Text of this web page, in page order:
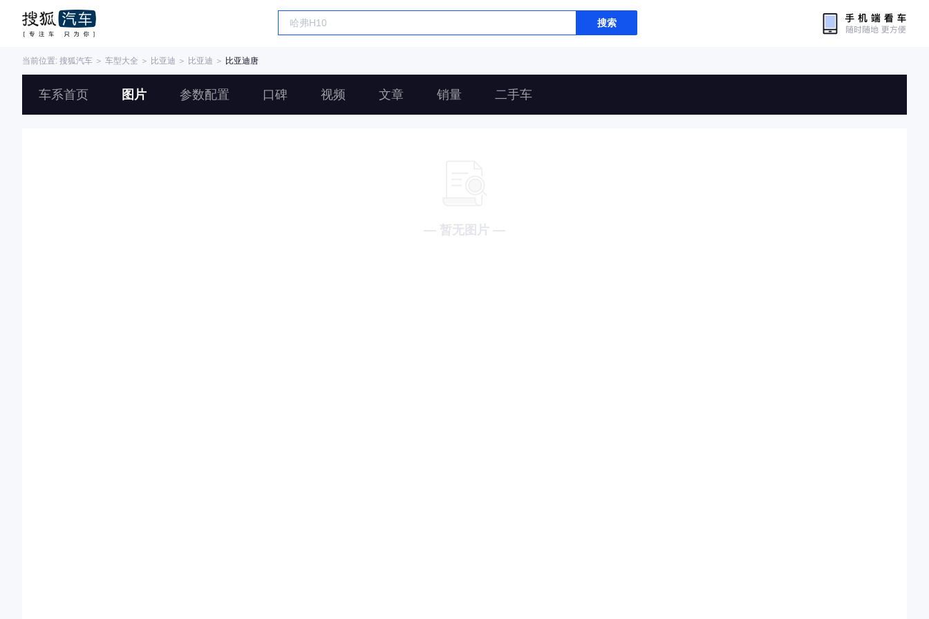
搜索
当前位置: 搜狐汽车 ＞ 车型大全 ＞ 比亚迪 ＞ 比亚迪 ＞ 比亚迪唐
车系首页 图片 参数配置 口碑 视频 文章 销量 二手车
— 暂无图片 —